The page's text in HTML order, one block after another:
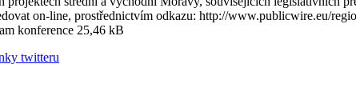
on-line, prostřednictvím odkazu: http://www.publicwire.eu/
konference 25,46 kB